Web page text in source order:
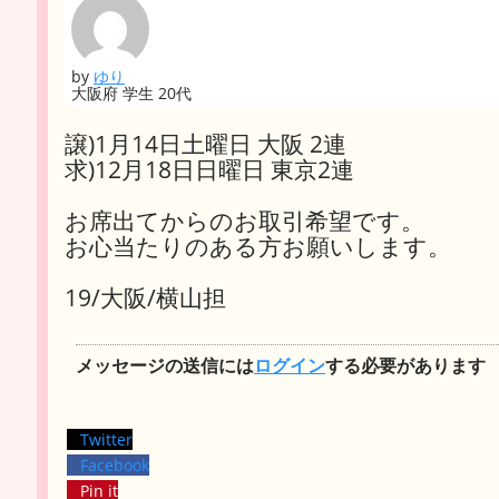
by ゆり
大阪府 学生 20代
譲)1月14日土曜日 大阪 2連
求)12月18日日曜日 東京2連
お席出てからのお取引希望です。
お心当たりのある方お願いします。
19/大阪/横山担
メッセージの送信にはログインする必要があります
Twitter
Facebook
Pin it